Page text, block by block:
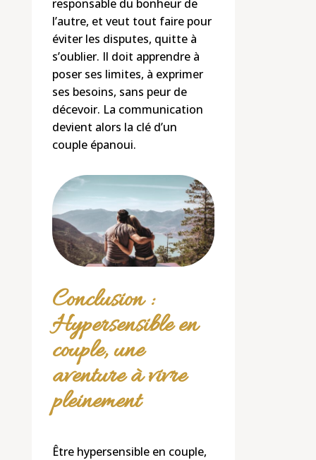
responsable du bonheur de
l’autre, et veut tout faire pour
éviter les disputes, quitte à
s’oublier. Il doit apprendre à
poser ses limites, à exprimer
ses besoins, sans peur de
décevoir. La communication
devient alors la clé d’un
couple épanoui.
Conclusion :
Hypersensible en
couple, une
aventure à vivre
pleinement
Être hypersensible en couple,